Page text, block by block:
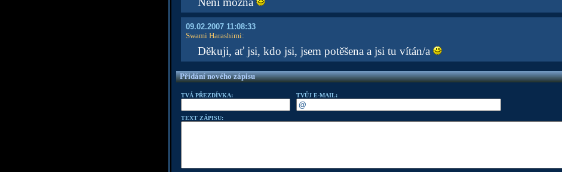
09.02.2007 11:08:33
Swami Harashimi:
Děkuji, ať jsi, kdo jsi, jsem potěšena a jsi tu vítán/a
Přidání nového zápisu
TVÁ PŘEZDÍVKA: TVŮJ E-MAIL:
TEXT ZÁPISU: